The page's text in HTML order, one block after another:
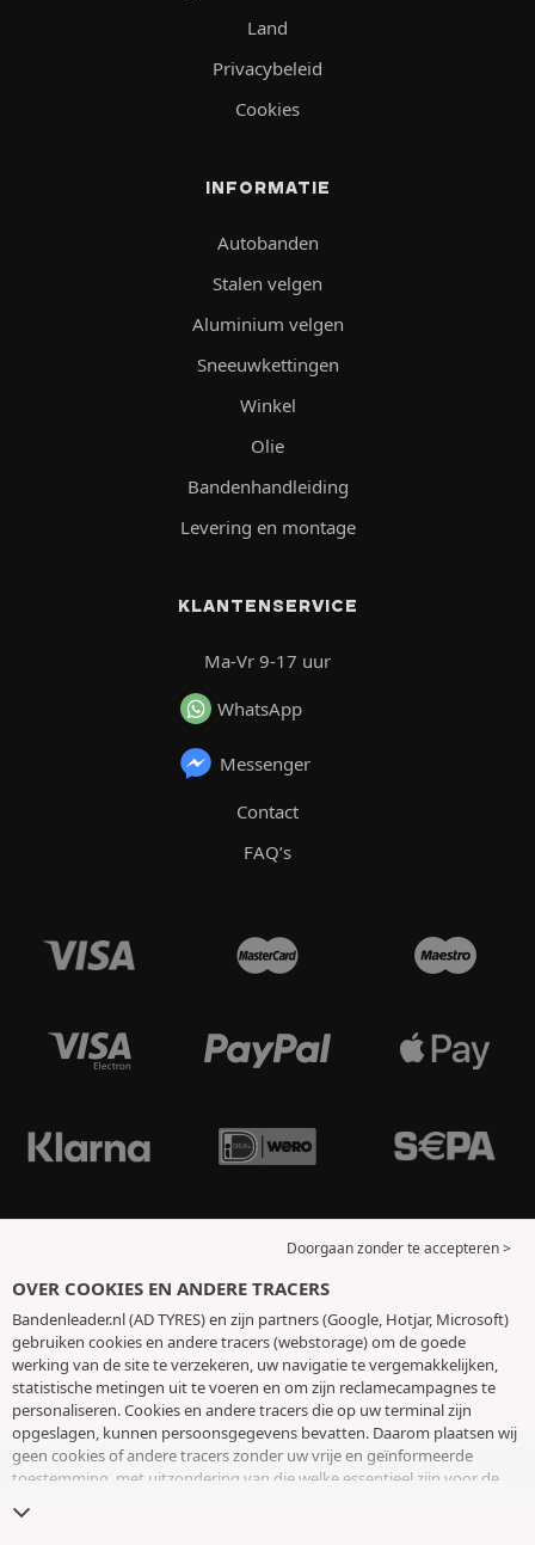
Land
Privacybeleid
Cookies
INFORMATIE
Autobanden
Stalen velgen
Aluminium velgen
Sneeuwkettingen
Winkel
Olie
Bandenhandleiding
Levering en montage
KLANTENSERVICE
Ma-Vr 9-17 uur
WhatsApp
Messenger
Contact
FAQ’s
Doorgaan zonder te accepteren >
OVER COOKIES EN ANDERE TRACERS
Bandenleader.nl (AD TYRES) en zijn partners (Google, Hotjar, Microsoft)
gebruiken cookies en andere tracers (webstorage) om de goede
werking van de site te verzekeren, uw navigatie te vergemakkelijken,
statistische metingen uit te voeren en om zijn reclamecampagnes te
personaliseren. Cookies en andere tracers die op uw terminal zijn
opgeslagen, kunnen persoonsgegevens bevatten. Daarom plaatsen wij
geen cookies of andere tracers zonder uw vrije en geïnformeerde
toestemming, met uitzondering van die welke essentieel zijn voor de
toestemming op elk moment intrekken door naar de pagina over